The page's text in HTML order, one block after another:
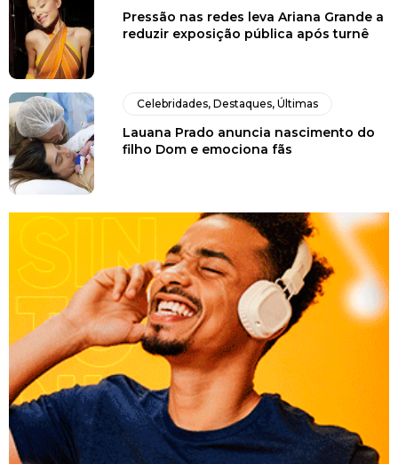
Pressão nas redes leva Ariana Grande a
reduzir exposição pública após turnê
Celebridades,Destaques,Últimas
Lauana Prado anuncia nascimento do
filho Dom e emociona fãs